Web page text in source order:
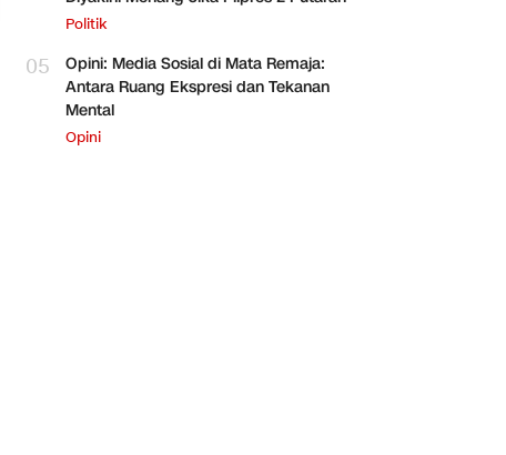
Politik
05
Opini: Media Sosial di Mata Remaja:
Antara Ruang Ekspresi dan Tekanan
Mental
Opini